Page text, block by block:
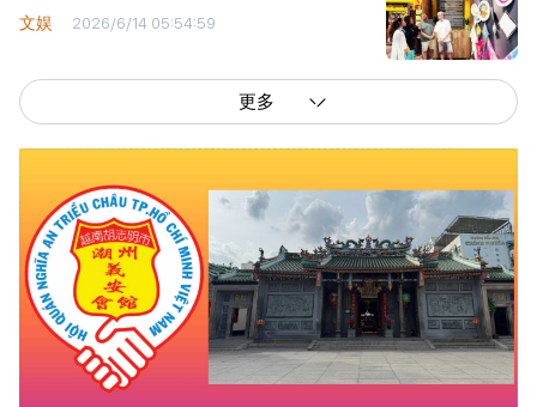
文娱 2026/6/14 05:54:59
更多